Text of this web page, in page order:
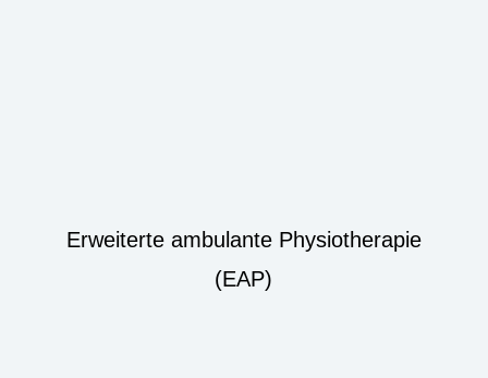
Erweiterte ambulante Physiotherapie
(EAP)